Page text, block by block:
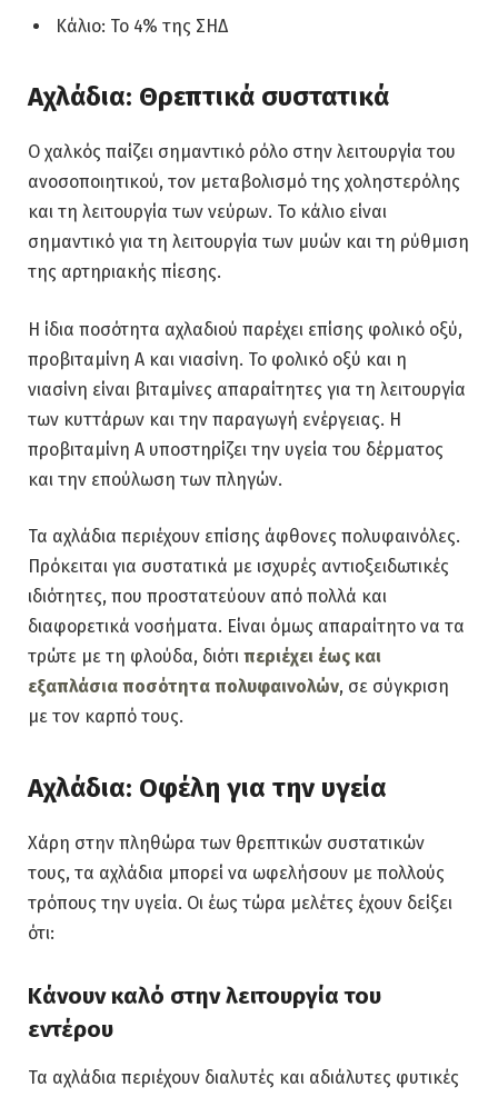
Κάλιο: Το 4% της ΣΗΔ
Αχλάδια: Θρεπτικά συστατικά
Ο χαλκός παίζει σημαντικό ρόλο στην λειτουργία του
ανοσοποιητικού, τον μεταβολισμό της χοληστερόλης
και τη λειτουργία των νεύρων. Το κάλιο είναι
σημαντικό για τη λειτουργία των μυών και τη ρύθμιση
της αρτηριακής πίεσης.
Η ίδια ποσότητα αχλαδιού παρέχει επίσης φολικό οξύ,
προβιταμίνη Α και νιασίνη. Το φολικό οξύ και η
νιασίνη είναι βιταμίνες απαραίτητες για τη λειτουργία
των κυττάρων και την παραγωγή ενέργειας. Η
προβιταμίνη Α υποστηρίζει την υγεία του δέρματος
και την επούλωση των πληγών.
Τα αχλάδια περιέχουν επίσης άφθονες πολυφαινόλες.
Πρόκειται για συστατικά με ισχυρές αντιοξειδωτικές
ιδιότητες, που προστατεύουν από πολλά και
διαφορετικά νοσήματα. Είναι όμως απαραίτητο να τα
τρώτε με τη φλούδα, διότι περιέχει έως και
εξαπλάσια ποσότητα πολυφαινολών, σε σύγκριση
με τον καρπό τους.
Αχλάδια: Οφέλη για την υγεία
Χάρη στην πληθώρα των θρεπτικών συστατικών
τους, τα αχλάδια μπορεί να ωφελήσουν με πολλούς
τρόπους την υγεία. Οι έως τώρα μελέτες έχουν δείξει
ότι:
Κάνουν καλό στην λειτουργία του
εντέρου
Τα αχλάδια περιέχουν διαλυτές και αδιάλυτες φυτικές